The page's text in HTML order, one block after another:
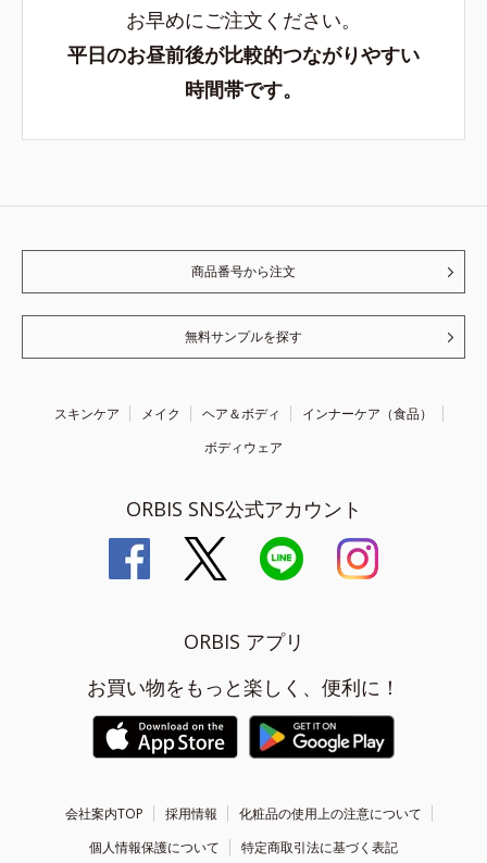
お早めにご注文ください。
平日のお昼前後が比較的つながりやすい
時間帯です。
商品番号から注文
無料サンプルを探す
スキンケア メイク ヘア＆ボディ
インナーケア（食品）
ボディウェア
ORBIS SNS公式アカウント
ORBIS アプリ
お買い物をもっと楽しく、便利に！
会社案内TOP 採用情報
化粧品の使用上の注意について
個人情報保護について
特定商取引法に基づく表記